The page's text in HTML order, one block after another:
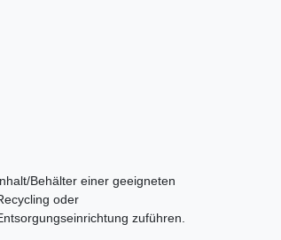
Behälter einer geeigneten
oder
zuführen.